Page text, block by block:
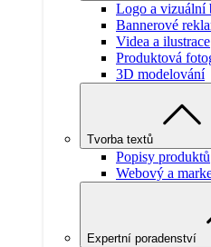
Logo a vizuální
Bannerové
Videa a ilustrace
Produktová
3D modelování
Tvorba textů
Popisy produktů
Webový a
Expertní poradenství